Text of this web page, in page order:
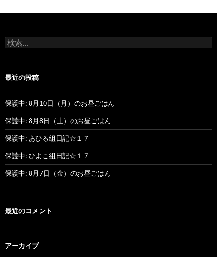
ゲ
シ
ン
検
索
最近の投稿
保護中: 8月10日（月）のお昼ごはん
保護中: 8月8日（土）のお昼ごはん
保護中: あひる組日記☆１７
保護中: ひよこ組日記☆１７
保護中: 8月7日（金）のお昼ごはん
最近のコメント
アーカイブ